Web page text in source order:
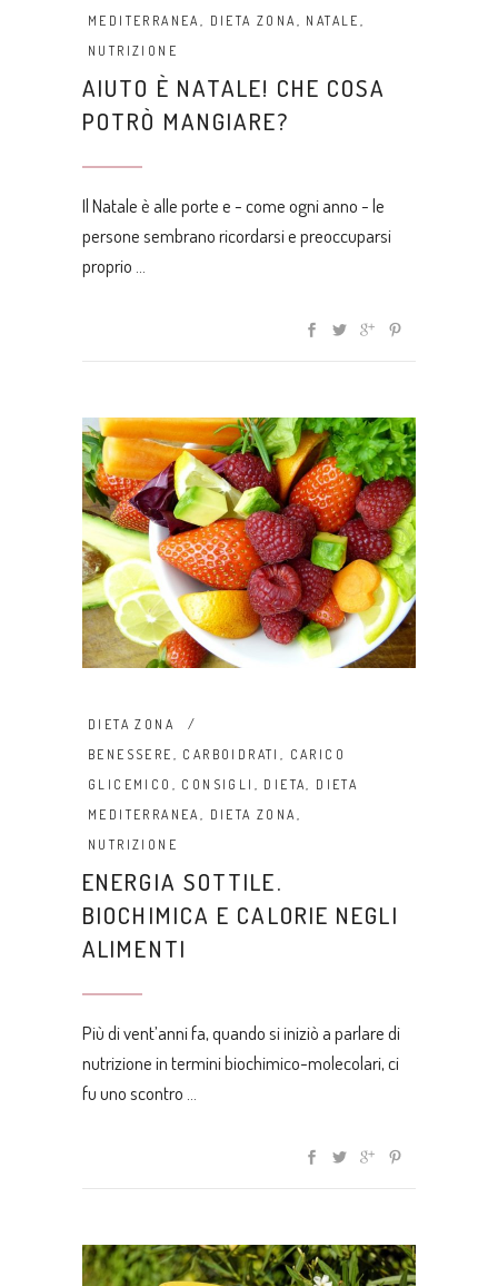
MEDITERRANEA
DIETA ZONA NATALE
NUTRIZIONE
AIUTO È NATALE! CHE COSA
POTRÒ MANGIARE?
Il Natale è alle porte e - come ogni anno - le
persone sembrano ricordarsi e preoccuparsi
proprio
DIETA ZONA
BENESSERE
CARBOIDRATI
CARICO
GLICEMICO
CONSIGLI DIETA
DIETA
MEDITERRANEA
DIETA ZONA
NUTRIZIONE
ENERGIA SOTTILE.
BIOCHIMICA E CALORIE NEGLI
ALIMENTI
Più di vent’anni fa, quando si iniziò a parlare di
nutrizione in termini biochimico-molecolari, ci
fu uno scontro